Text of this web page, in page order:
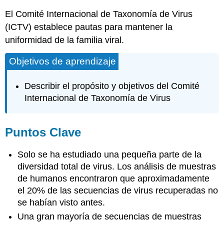
El Comité Internacional de Taxonomía de Virus
(ICTV) establece pautas para mantener la
uniformidad de la familia viral.
Objetivos de aprendizaje
Describir el propósito y objetivos del Comité
Internacional de Taxonomía de Virus
Puntos Clave
Solo se ha estudiado una pequeña parte de la
diversidad total de virus. Los análisis de muestras
de humanos encontraron que aproximadamente
el 20% de las secuencias de virus recuperadas no
se habían visto antes.
Una gran mayoría de secuencias de muestras